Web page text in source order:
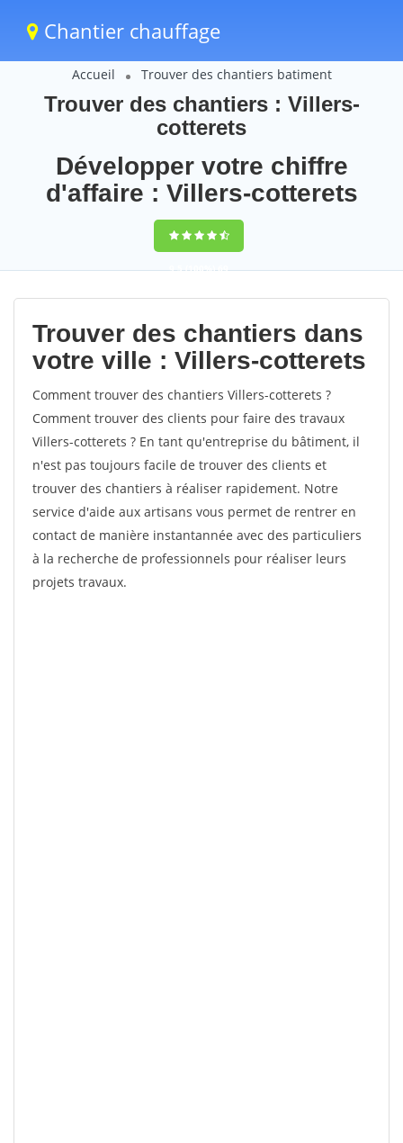
Chantier chauffage
Accueil Trouver des chantiers batiment
Trouver des chantiers : Villers-
cotterets
Développer votre chiffre
d'affaire : Villers-cotterets
9,5(100%)69
votes
Trouver des chantiers dans
votre ville : Villers-cotterets
Comment trouver des chantiers Villers-cotterets ?
Comment trouver des clients pour faire des travaux
Villers-cotterets ? En tant qu'entreprise du bâtiment, il
n'est pas toujours facile de trouver des clients et
trouver des chantiers à réaliser rapidement. Notre
service d'aide aux artisans vous permet de rentrer en
contact de manière instantannée avec des particuliers
à la recherche de professionnels pour réaliser leurs
projets travaux.